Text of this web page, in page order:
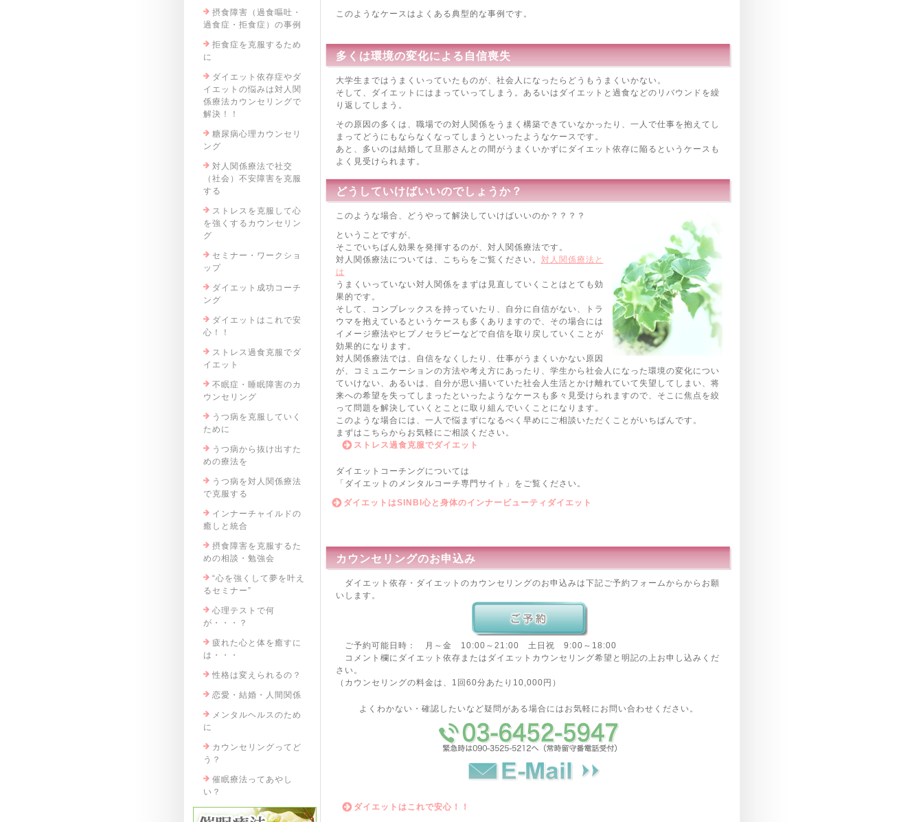
このようなケースはよくある典型的な事例です。
多くは環境の変化による自信喪失
大学生まではうまくいっていたものが、社会人になったらどうもうまくいかない。
そして、ダイエットにはまっていってしまう。あるいはダイエットと過食などのリバウンドを繰
り返してしまう。
その原因の多くは、職場での対人関係をうまく構築できていなかったり、一人で仕事を抱えてし
まってどうにもならなくなってしまうといったようなケースです。
あと、多いのは結婚して旦那さんとの間がうまくいかずにダイエット依存に陥るというケースも
よく見受けられます。
どうしていけばいいのでしょうか？
このような場合、どうやって解決していけばいいのか？？？？
ということですが、
そこでいちばん効果を発揮するのが、対人関係療法です。
対人関係療法については、こちらをご覧ください。 対人関係療法と
は
うまくいっていない対人関係をまずは見直していくことはとても効
果的です。
そして、コンプレックスを持っていたり、自分に自信がない、トラ
ウマを抱えているというケースも多くありますので、その場合には
イメージ療法やヒプノセラピーなどで自信を取り戻していくことが
効果的になります。
対人関係療法では、自信をなくしたり、仕事がうまくいかない原因
が、コミュニケーションの方法や考え方にあったり、学生から社会人になった環境の変化につい
ていけない、あるいは、自分が思い描いていた社会人生活とかけ離れていて失望してしまい、将
来への希望を失ってしまったといったようなケースも多々見受けられますので、そこに焦点を絞
って問題を解決していくとことに取り組んでいくことになります。
このような場合には、一人で悩まずになるべく早めにご相談いただくことがいちばんです。
まずはこちらからお気軽にご相談ください。
ストレス過食克服でダイエット
ダイエットコーチングについては
「ダイエットのメンタルコーチ専門サイト」をご覧ください。
ダイエットはSINBI心と身体のインナービューティダイエット
カウンセリングのお申込み
ダイエット依存・ダイエットのカウンセリングのお申込みは下記ご予約フォームからからお願
いします。
ご予約可能日時： 月～金 10:00～21:00 土日祝 9:00～18:00
コメント欄にダイエット依存またはダイエットカウンセリング希望と明記の上お申し込みくだ
さい。
（カウンセリングの料金は、1回60分あたり10,000円）
よくわかない・確認したいなど疑問がある場合にはお気軽にお問い合わせください。
ダイエットはこれで安心！！
摂食障害（過食嘔吐・
過食症・拒食症）の事例
拒食症を克服するため
に
ダイエット依存症やダ
イエットの悩みは対人関
係療法カウンセリングで
解決！！
糖尿病心理カウンセリ
ング
対人関係療法で社交
（社会）不安障害を克服
する
ストレスを克服して心
を強くするカウンセリン
グ
セミナー・ワークショ
ップ
ダイエット成功コーチ
ング
ダイエットはこれで安
心！！
ストレス過食克服でダ
イエット
不眠症・睡眠障害のカ
ウンセリング
うつ病を克服していく
ために
うつ病から抜け出すた
めの療法を
うつ病を対人関係療法
で克服する
インナーチャイルドの
癒しと統合
摂食障害を克服するた
めの相談・勉強会
“心を強くして夢を叶え
るセミナー”
心理テストで何
が・・・？
疲れた心と体を癒すに
は・・・
性格は変えられるの？
恋愛・結婚・人間関係
メンタルヘルスのため
に
カウンセリングってど
う？
催眠療法ってあやし
い？